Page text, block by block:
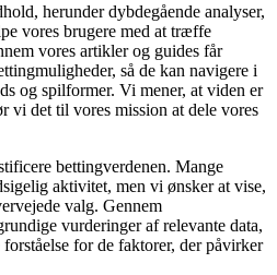
herunder dybdegående analyser,
vores brugere med at træffe
vores artikler og guides får
så de kan navigere i
og spilformer. Vi mener, at viden er
vi det til vores mission at dele vores
bettingverdenen. Mange
aktivitet, men vi ønsker at vise,
valg. Gennem
vurderinger af relevante data,
for de faktorer, der påvirker